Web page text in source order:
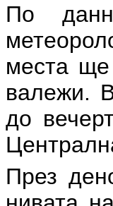
По
места
валежи.
до
През